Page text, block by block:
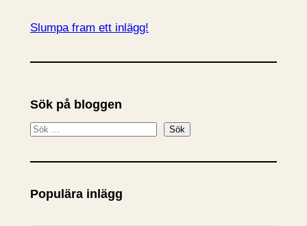
Slumpa fram ett inlägg!
Sök på bloggen
S
k
Sök
Populära inlägg